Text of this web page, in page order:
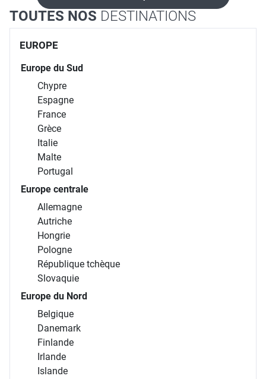
TOUTES NOS DESTINATIONS
EUROPE
Europe du Sud
Chypre
Espagne
France
Grèce
Italie
Malte
Portugal
Europe centrale
Allemagne
Autriche
Hongrie
Pologne
République tchèque
Slovaquie
Europe du Nord
Belgique
Danemark
Finlande
Irlande
Islande